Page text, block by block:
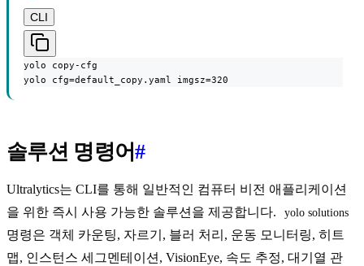
CLI
yolo copy-cfg
yolo cfg=default_copy.yaml imgsz=320
솔루션 명령어#
Ultralytics는 CLI를 통해 일반적인 컴퓨터 비전 애플리케이션
을 위한 즉시 사용 가능한 솔루션을 제공합니다.
yolo solutions
명령은 객체 카운팅, 자르기, 블러 처리, 운동 모니터링, 히트
맵, 인스턴스 세그멘테이션, VisionEye, 속도 추정, 대기열 관